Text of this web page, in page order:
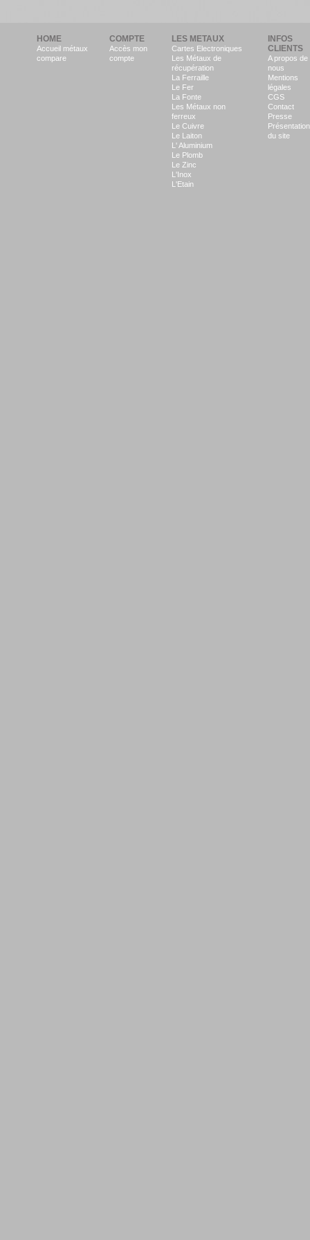
HOME
Accueil métaux
compare
COMPTE
Accès mon
compte
LES METAUX
Cartes Electroniques
Les Métaux de
récupération
La Ferraille
Le Fer
La Fonte
Les Métaux non
ferreux
Le Cuivre
Le Laiton
L' Aluminium
Le Plomb
Le Zinc
L'Inox
L'Etain
INFOS
CLIENTS
A propos de
nous
Mentions
légales
CGS
Contact
Presse
Présentation
du site